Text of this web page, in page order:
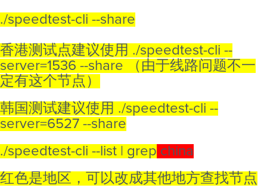
./speedtest-cli --share
香港测试点建议使用 ./speedtest-cli --
server=1536 --share （由于线路问题不一
定有这个节点）
韩国测试建议使用 ./speedtest-cli --
server=6527 --share
./speedtest-cli --list | grep china
红色是地区，可以改成其他地方查找节点